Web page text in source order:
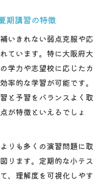
期講習の特徴
いきれない弱点克服や応
ています。特に大阪府大
学力や志望校に応じたカ
率的な学習が可能です。
と予習をバランスよく取
が特徴といえるでしょ
りも多くの演習問題に取
ります。定期的な小テス
、理解度を可視化しやす